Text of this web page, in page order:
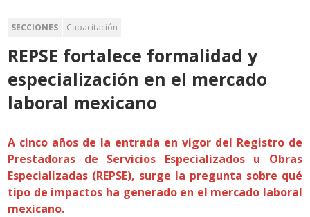
SECCIONES Capacitación
REPSE fortalece formalidad y
especialización en el mercado
laboral mexicano
A cinco años de la entrada en vigor del Registro de
Prestadoras de Servicios Especializados u Obras
Especializadas (REPSE), surge la pregunta sobre qué
tipo de impactos ha generado en el mercado laboral
mexicano.